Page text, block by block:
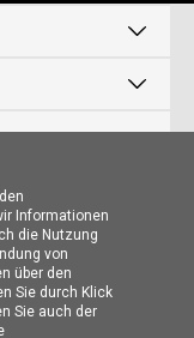
Informationen
die Nutzung
von
über den
Sie durch Klick
Sie auch der